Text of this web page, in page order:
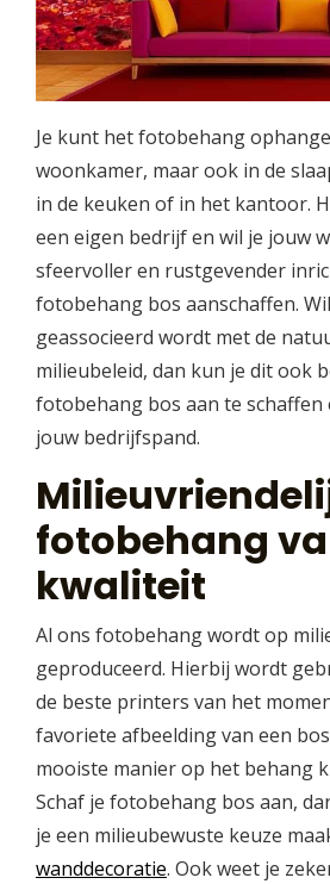
Je kunt het fotobehang
woonkamer, maar ook in de
in de keuken of in het kantoor.
een eigen bedrijf en wil je jouw
sfeervoller en rustgevender
fotobehang bos aanschaffen.
geassocieerd wordt met de
milieubeleid, dan kun je dit ook
fotobehang bos aan te schaffen
jouw bedrijfspand.
fotobehang
kwaliteit
Al ons fotobehang wordt op
geproduceerd. Hierbij wordt
de beste printers van het
favoriete afbeelding van een
mooiste manier op het behang
Schaf je fotobehang bos aan,
je een milieubewuste keuze
wanddecoratie. Ook weet je